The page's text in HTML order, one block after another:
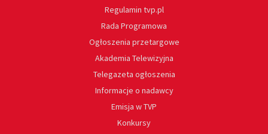
Regulamin tvp.pl
Rada Programowa
Ogłoszenia przetargowe
Akademia Telewizyjna
Telegazeta ogłoszenia
Informacje o nadawcy
Emisja w TVP
Konkursy